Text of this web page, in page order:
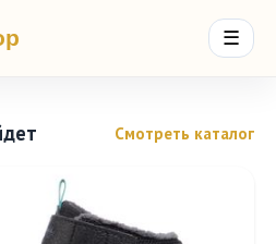
☰
Смотреть каталог